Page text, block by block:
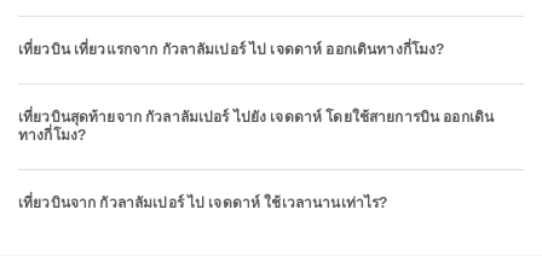
เที่ยวบิน เที่ยวแรกจาก กัวลาลัมเปอร์ ไป เจดดาห์ ออกเดินทางกี่โมง?
เที่ยวบินสุดท้ายจาก กัวลาลัมเปอร์ ไปยัง เจดดาห์ โดยใช้สายการบิน ออกเดิน
ทางกี่โมง?
เที่ยวบินจาก กัวลาลัมเปอร์ ไป เจดดาห์ ใช้เวลานานเท่าไร?